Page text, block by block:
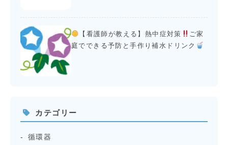
【看護師が教える】熱中症対策
ご家
庭でできる予防と手作り補水ドリンク
カテゴリー
循環器